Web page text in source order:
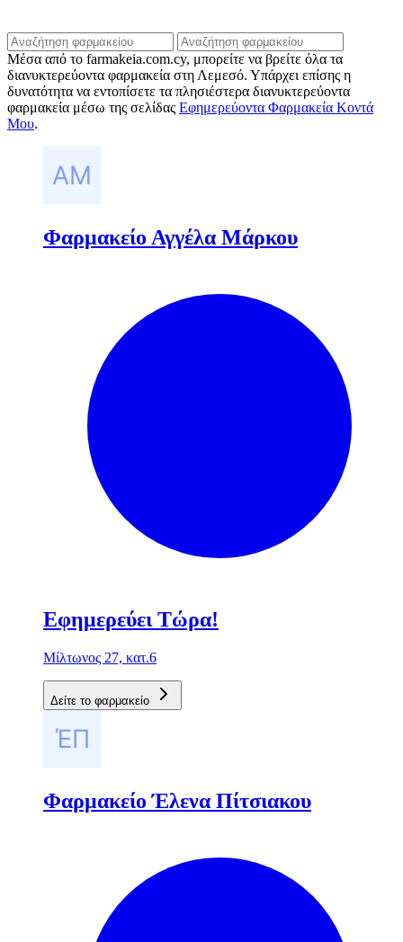
Μέσα από το farmakeia.com.cy, μπορείτε να βρείτε όλα τα
διανυκτερεύοντα φαρμακεία στη Λεμεσό. Υπάρχει επίσης η
δυνατότητα να εντοπίσετε τα πλησιέστερα διανυκτερεύοντα
φαρμακεία μέσω της σελίδας Εφημερεύοντα Φαρμακεία Κοντά
Μου.
Φαρμακείο Αγγέλα Μάρκου
Εφημερεύει Τώρα!
Μίλτωνος 27, κατ.6
Δείτε το φαρμακείο
Φαρμακείο Έλενα Πίτσιακου